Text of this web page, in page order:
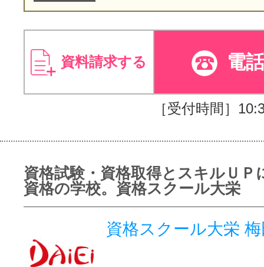
資料請求する 電
［受付時間］
資格試験・資格取得とスキルＵＰ
資格の学校。資格スクール大栄
資格スクール大栄